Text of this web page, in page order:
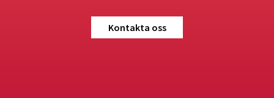
Kontakta oss